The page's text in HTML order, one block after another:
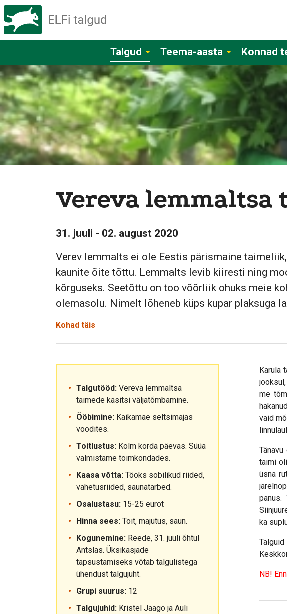
Talgud Teema-aasta Konnad
Vereva lemmaltsa
31. juuli - 02. august 2020
Verev lemmalts ei ole Eestis pärismaine
kaunite õite tõttu. Lemmalts levib kiiresti ning
kõrguseks. Seetõttu on too võõrliik ohuks meie
olemasolu. Nimelt lõheneb küps kupar plaksuga
Kohad täis
Talgutööd: Vereva lemmaltsa
taimede käsitsi väljatõmbamine.
Ööbimine: Kaikamäe seltsimajas
voodites.
Toitlustus: Kolm korda päevas. Süüa
valmistame toimkondades.
Kaasa võtta: Tööks sobilikud riided,
vahetusriided, saunatarbed.
Osalustasu: 15-25 eurot
Hinna sees: Toit, majutus, saun.
Kogunemine: Reede, 31. juuli õhtul
Antslas. Üksikasjade
täpsustamiseks võtab talgulistega
ühendust talgujuht.
Grupi suurus: 12
Talgujuhid: Kristel Jaago ja Auli
Karula
me
vaid
taimi
üsna
panus.
ka
NB!